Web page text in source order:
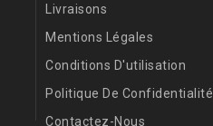
Livraisons
Mentions Légales
Conditions D'utilisation
Politique De Confidentialité
Contactez-Nous